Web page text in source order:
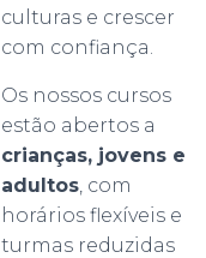
culturas e crescer
com confiança.
Os nossos cursos
estão abertos a
crianças, jovens e
adultos, com
horários flexíveis e
turmas reduzidas